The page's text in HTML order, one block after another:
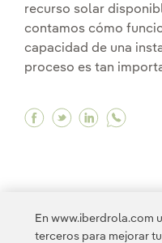
recurso solar
contamos cómo
capacidad de una
proceso es tan
Facebook
Twitter
< 1 ... 6 7
En www.iberdrola.com
terceros para mejorar